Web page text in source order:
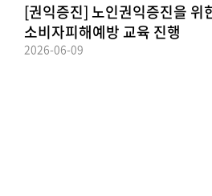
[권익증진] 노인권익증진을 위
소비자피해예방 교육 진행
2026-06-09